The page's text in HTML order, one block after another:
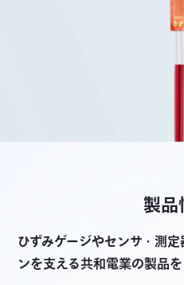
製
ひずみゲージやセンサ・測
ンを支える共和電業の製品を